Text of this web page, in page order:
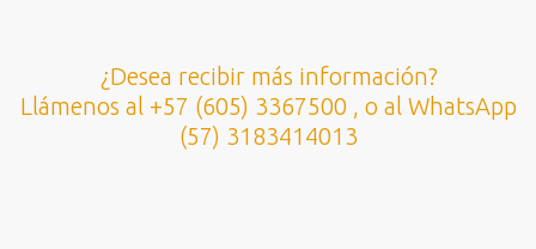
¿Desea recibir más información?
Llámenos al +57 (605) 3367500 , o al WhatsApp
(57) 3183414013